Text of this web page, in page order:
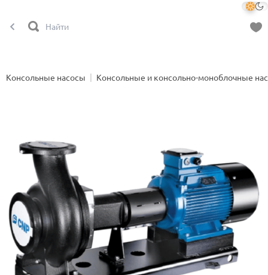
Консольные насосы Консольные и консольно-моноблочные